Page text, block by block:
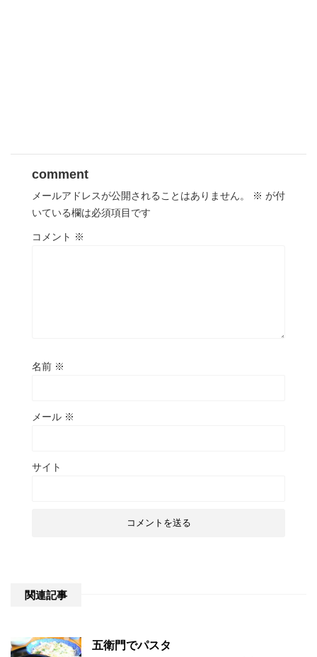
comment
メールアドレスが公開されることはありません。 ※ が付
いている欄は必須項目です
コメント ※
名前 ※
メール ※
サイト
関連記事
五衛門でパスタ